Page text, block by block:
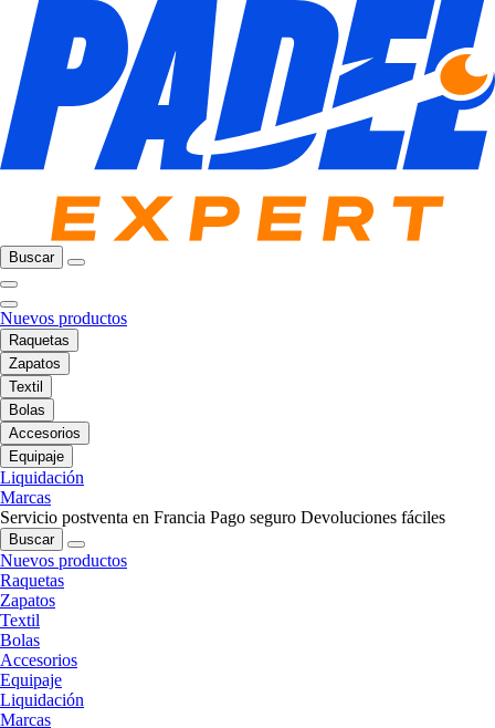
Buscar
Nuevos productos
Raquetas
Zapatos
Textil
Bolas
Accesorios
Equipaje
Liquidación
Marcas
Servicio postventa en Francia Pago seguro Devoluciones fáciles
Buscar
Nuevos productos
Raquetas
Zapatos
Textil
Bolas
Accesorios
Equipaje
Liquidación
Marcas